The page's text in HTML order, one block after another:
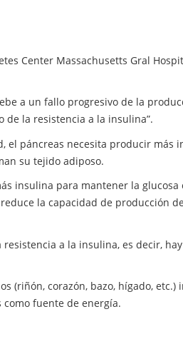
Center Massachusetts Gral
a un fallo progresivo de la
la resistencia a la insulina”.
el páncreas necesita producir más
su tejido adiposo.
insulina para mantener la glucosa
la capacidad de producción
a la insulina, es decir,
(riñón, corazón, bazo, hígado, etc.)
como fuente de energía.